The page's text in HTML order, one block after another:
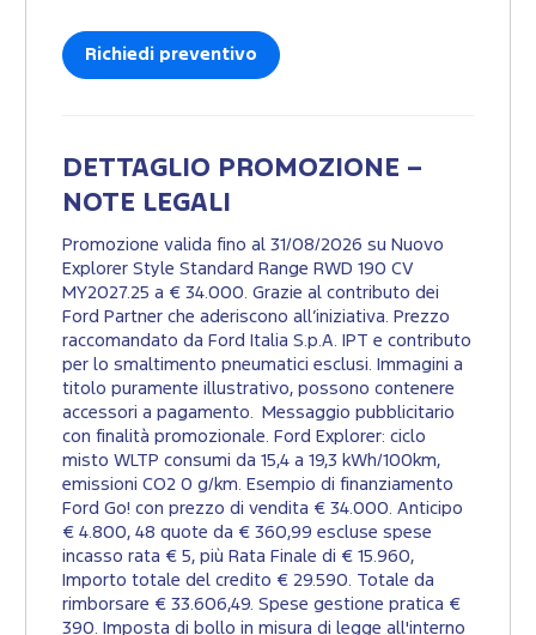
Richiedi preventivo
DETTAGLIO PROMOZIONE –
NOTE LEGALI
Promozione valida fino al 31/08/2026 su Nuovo
Explorer Style Standard Range RWD 190 CV
MY2027.25 a € 34.000. Grazie al contributo dei
Ford Partner che aderiscono all’iniziativa. Prezzo
raccomandato da Ford Italia S.p.A. IPT e contributo
per lo smaltimento pneumatici esclusi. Immagini a
titolo puramente illustrativo, possono contenere
accessori a pagamento. Messaggio pubblicitario
con finalità promozionale. Ford Explorer: ciclo
misto WLTP consumi da 15,4 a 19,3 kWh/100km,
emissioni CO2 0 g/km. Esempio di finanziamento
Ford Go! con prezzo di vendita € 34.000. Anticipo
€ 4.800, 48 quote da € 360,99 escluse spese
incasso rata € 5, più Rata Finale di € 15.960,
Importo totale del credito € 29.590. Totale da
rimborsare € 33.606,49. Spese gestione pratica €
390. Imposta di bollo in misura di legge all'interno